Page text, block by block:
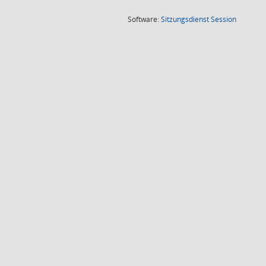
Software:SitzungsdienstSession(Wird in